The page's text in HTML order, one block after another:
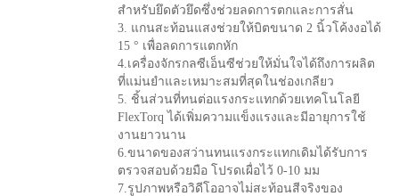
สำหรับยึดตัวยึดซึ่งช่วยลดการตกและการสั่น
3. แกนสะท้อนแสงช่วยให้บิตขนาด 2 นิ้วโค้งงอได้
15 ° เพื่อลดการแตกหัก
4.เครื่องจักรกลซีเอ็นซีช่วยให้มั่นใจได้ถึงการผลิต
ที่แม่นยำและเหมาะสมที่สุดในช่องเกลียว
5. ชิ้นส่วนที่ทนต่อแรงกระแทกด้วยเทคโนโลยี
FlexTorq ได้เพิ่มความแข็งแรงและมีอายุการใช้
งานยาวนาน
6.ขนาดของสว่านทนแรงกระแทกเดิมได้รับการ
ตรวจสอบด้วยมือ โปรดเผื่อไว้ 0-10 มม
7.รูปภาพหรือวิดีโออาจไม่สะท้อนสีจริงของ